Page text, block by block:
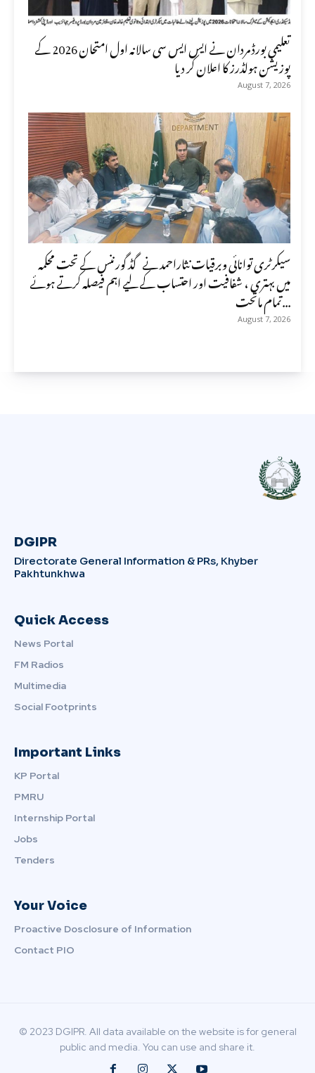
تعلیمی بورڈ مردان نے ایس ایس سی سالانہ اول امتحان 2026 کے
پوزیشن ہولڈرز کا اعلان کر دیا
August 7, 2026
سیکرٹری توانائی وبرقیات نثاراحمد نے گڈ گورننس کے تحت محکمہ
میں بہتری ، شفافیت اور احتساب کے لیے اہم فیصلہ کرتے ہوئے
تمام ماتحت...
August 7, 2026
DGIPR
Directorate General Information & PRs, Khyber
Pakhtunkhwa
Quick Access
News Portal
FM Radios
Multimedia
Social Footprints
Important Links
KP Portal
PMRU
Internship Portal
Jobs
Tenders
Your Voice
Proactive Dosclosure of Information
Contact PIO
© 2023 DGIPR. All data available on the website is for general
public and media. You can use and share it.